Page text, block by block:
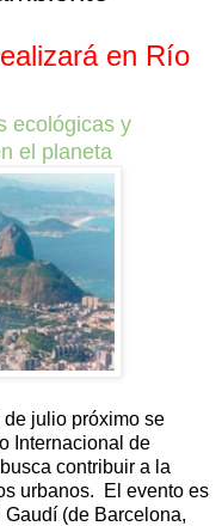
en Río
ecológicas y
el planeta
julio próximo se
Internacional de
contribuir a la
urbanos. El evento es
(de Barcelona,